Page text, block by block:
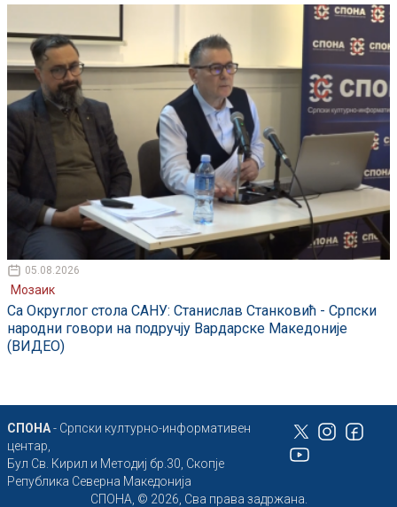
05.08.2026
Мозаик
Са Округлог стола САНУ: Станислав Станковић - Српски
народни говори на подручју Вардарске Македоније
(ВИДЕО)
СПОНА- Српски културно-информативен
центар,
Бул Св. Кирил и Методиј бр.30, Скопје
Република Северна Македонија
СПОНА, © 2026, Сва права задржана.